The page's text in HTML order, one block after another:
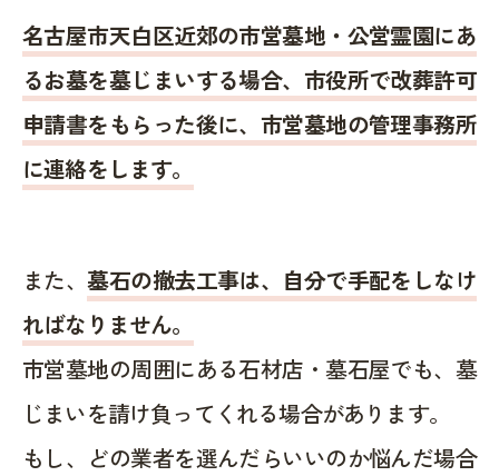
名古屋市天白区近郊の市営墓地・公営霊園にあ
るお墓を墓じまいする場合、市役所で改葬許可
申請書をもらった後に、市営墓地の管理事務所
に連絡をします。
また、墓石の撤去工事は、自分で手配をしなけ
ればなりません。
市営墓地の周囲にある石材店・墓石屋でも、墓
じまいを請け負ってくれる場合があります。
もし、どの業者を選んだらいいのか悩んだ場合